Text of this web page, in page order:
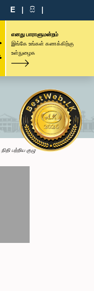
E | සි |
எனது பாராளுமன்றம்
இங்கே உங்கள் கணக்கிற்கு
உள்நுழைக
பற்றிய குழு